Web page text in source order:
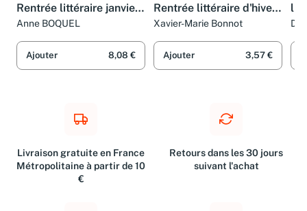
Rentrée littéraire janvier
2024
Anne BOQUEL
Ajouter 8,08 €
Rentrée littéraire d'hiver
2024
Xavier-Marie Bonnot
Ajouter 3,57 €
Livraison gratuite en France
Métropolitaine à partir de 10
€
Retours dans les 30 jours
suivant l'achat